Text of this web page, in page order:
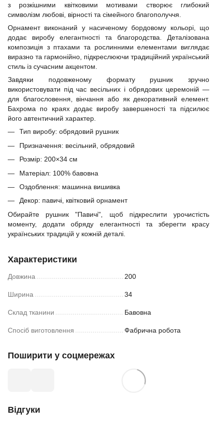
з розкішними квітковими мотивами створює глибокий
символізм любові, вірності та сімейного благополуччя.
Орнамент виконаний у насиченому бордовому кольорі, що
додає виробу елегантності та благородства. Деталізована
композиція з птахами та рослинними елементами виглядає
виразно та гармонійно, підкреслюючи традиційний український
стиль із сучасним акцентом.
Завдяки подовженому формату рушник зручно
використовувати під час весільних і обрядових церемоній —
для благословення, вінчання або як декоративний елемент.
Бахрома по краях додає виробу завершеності та підсилює
його автентичний характер.
Тип виробу: обрядовий рушник
Призначення: весільний, обрядовий
Розмір: 200×34 см
Матеріал: 100% бавовна
Оздоблення: машинна вишивка
Декор: павичі, квітковий орнамент
Обирайте рушник "Павичі", щоб підкреслити урочистість
моменту, додати обряду елегантності та зберегти красу
українських традицій у кожній деталі.
Характеристики
Довжина 200
Ширина 34
Склад тканини Бавовна
Спосіб виготовлення Фабрична робота
Поширити у соцмережах
Відгуки